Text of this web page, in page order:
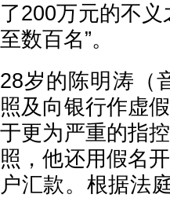
了200万元的不
至数百名”。
28岁的陈明涛（
照及向银行作虚
于更为严重的指
照，他还用假名
户汇款。根据法